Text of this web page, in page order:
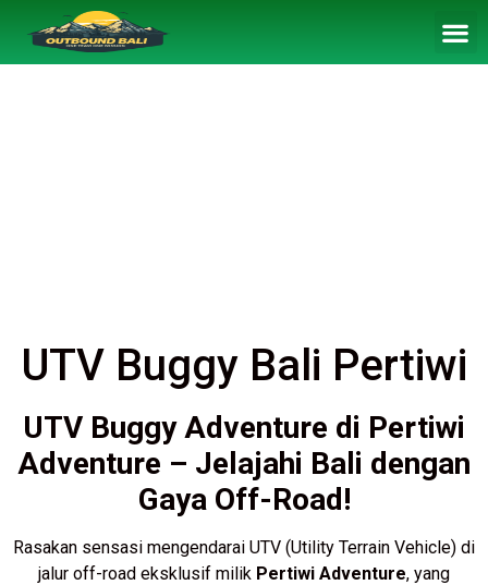
UTV Buggy Bali Pertiwi
UTV BuggyAdventure di Pertiwi
Adventure – Jelajahi Bali dengan
Gaya Off-Road!
Rasakan sensasi mengendarai UTV (Utility Terrain Vehicle) di
jalur off-road eksklusif milik Pertiwi Adventure, yang